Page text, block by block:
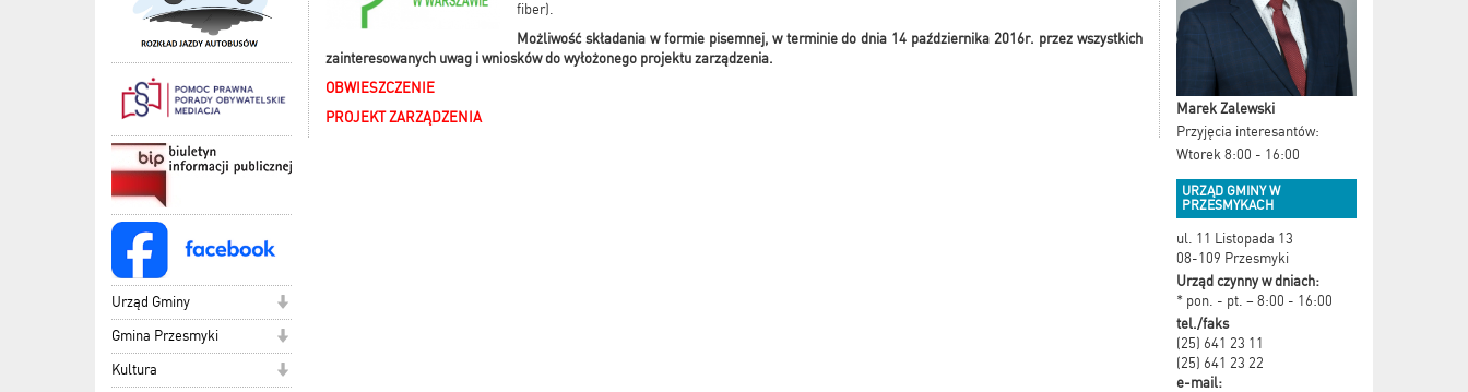
Urząd Gminy
Gmina Przesmyki
Kultura
fiber).
Możliwość składania w formie pisemnej, w terminie do dnia 14 października 2016r. przez wszystkich
zainteresowanych uwag i wniosków do wyłożonego projektu zarządzenia.
OBWIESZCZENIE
PROJEKT ZARZĄDZENIA
Marek Zalewski
Przyjęcia interesantów:
Wtorek 8:00 - 16:00
URZĄD GMINY W
PRZESMYKACH
ul. 11 Listopada 13
08-109 Przesmyki
Urząd czynny w dniach:
* pon. - pt. – 8:00 - 16:00
tel./faks
(25) 641 23 11
(25) 641 23 22
e-mail: